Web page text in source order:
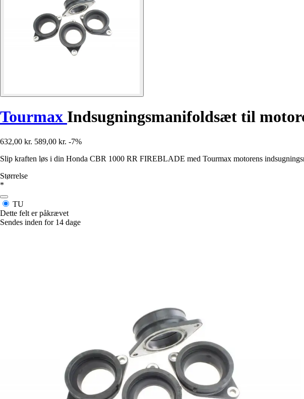
Tourmax Indsugningsmanifoldsæt til
632,00 kr. 589,00 kr. -7%
Slip kraften løs i din Honda CBR 1000 RR FIREBLADE med Tourmax motorens
Størrelse
*
TU
Dette felt er påkrævet
Sendes inden for 14 dage